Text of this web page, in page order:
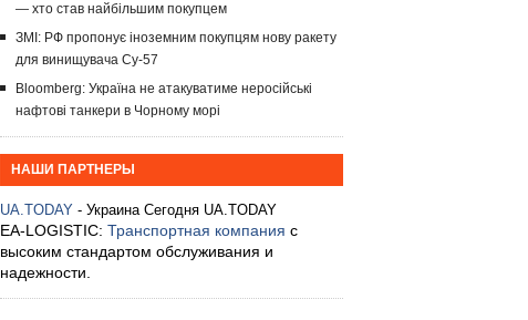
— хто став найбільшим покупцем
ЗМІ: РФ пропонує іноземним покупцям нову ракету
для винищувача Су-57
Bloomberg: Україна не атакуватиме неросійські
нафтові танкери в Чорному морі
НАШИ ПАРТНЕРЫ
UA.TODAY - Украина Сегодня UA.TODAY
EA-LOGISTIC: Транспортная компания с
высоким стандартом обслуживания и
надежности.